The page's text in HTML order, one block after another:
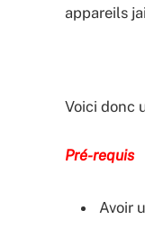
appareils
Voici donc
Pré-requis
Avoir